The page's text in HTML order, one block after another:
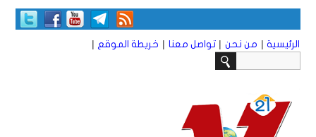
الرئيسية | من نحن | تواصل معنا | خريطة الموقع |